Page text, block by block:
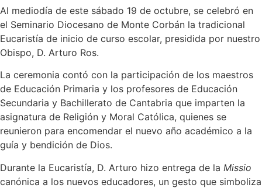
Al mediodía de este sábado 19 de octubre, se celebró en
el Seminario Diocesano de Monte Corbán la tradicional
Eucaristía de inicio de curso escolar, presidida por nuestro
Obispo, D. Arturo Ros.
La ceremonia contó con la participación de los maestros
de Educación Primaria y los profesores de Educación
Secundaria y Bachillerato de Cantabria que imparten la
asignatura de Religión y Moral Católica, quienes se
reunieron para encomendar el nuevo año académico a la
guía y bendición de Dios.
Durante la Eucaristía, D. Arturo hizo entrega de la Missio
canónica a los nuevos educadores, un gesto que simboliza